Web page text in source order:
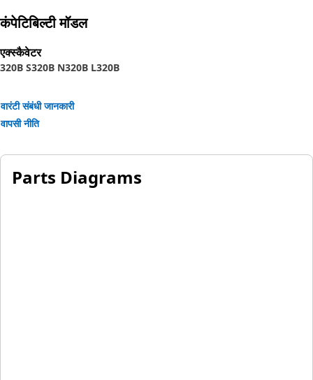
कंपेटिबिल्टी मॉडल
एक्स्कैवेटर
320B S320B N320B L320B
वारंटी संबंधी जानकारी
वापसी नीति
Parts Diagrams